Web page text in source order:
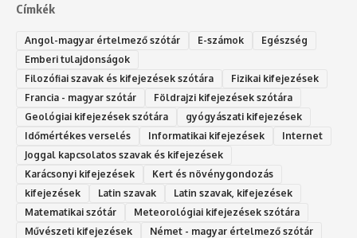
Címkék
Angol-magyar értelmező szótár E-számok
Egészség
Emberi tulajdonságok
Filozófiai szavak és kifejezések szótára
Fizikai kifejezések
Francia - magyar szótár
Földrajzi kifejezések szótára
Geológiai kifejezések szótára
gyógyászati kifejezések
Időmértékes verselés
Informatikai kifejezések
Internet
Joggal kapcsolatos szavak és kifejezések
Karácsonyi kifejezések
Kert és növénygondozás
kifejezések
Latin szavak
Latin szavak, kifejezések
Matematikai szótár
Meteorológiai kifejezések szótára
Művészeti kifejezések
Német - magyar értelmező szótár